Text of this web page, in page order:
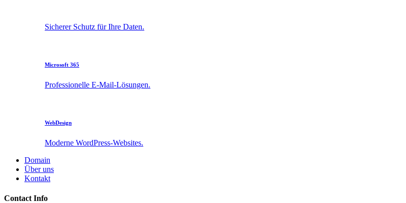
Sicherer Schutz für Ihre Daten.
Microsoft 365
Professionelle E-Mail-Lösungen.
WebDesign
Moderne WordPress-Websites.
Domain
Über uns
Kontakt
Contact Info